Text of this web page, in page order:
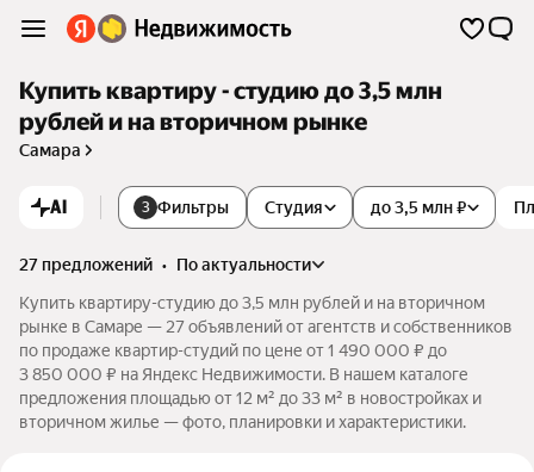
Купить квартиру - студию до 3,5 млн
рублей и на вторичном рынке
Самара
AI 3 Фильтры Студия до 3,5 млн ₽
27 предложений •
по актуальности
Купить квартиру-студию до 3,5 млн рублей и на вторичном
рынке в Самаре — 27 объявлений от агентств и собственников
по продаже квартир-студий по цене от 1 490 000 ₽ до
3 850 000 ₽ на Яндекс Недвижимости. В нашем каталоге
предложения площадью от 12 м² до 33 м² в новостройках и
вторичном жилье — фото, планировки и характеристики.